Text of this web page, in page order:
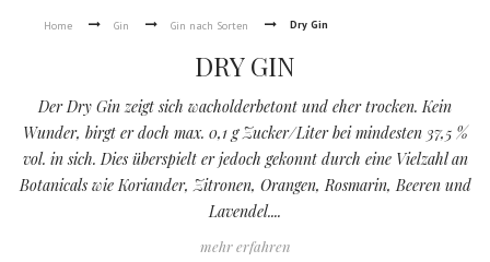
Home Gin Gin nach Sorten Dry Gin
DRY GIN
Der Dry Gin zeigt sich wacholderbetont und eher trocken. Kein
Wunder, birgt er doch max. 0,1 g Zucker/Liter bei mindesten 37,5 %
vol. in sich. Dies überspielt er jedoch gekonnt durch eine Vielzahl an
Botanicals wie Koriander, Zitronen, Orangen, Rosmarin, Beeren und
Lavendel....
mehr erfahren